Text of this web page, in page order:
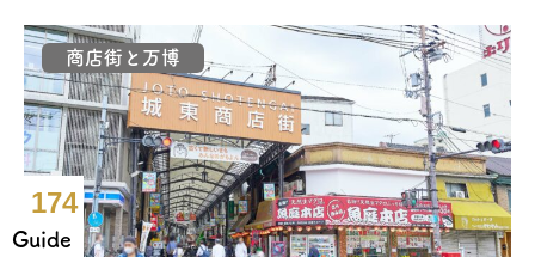
商店街と万博
174
Guide